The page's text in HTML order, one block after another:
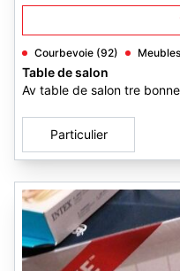
Courbevoie (92) Meubles
Table de salon
Av table de salon tre
Particulier